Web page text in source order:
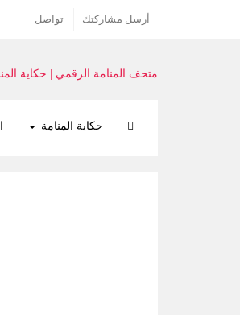
تواصل أرسل مشاركتك
حكاية المنامة